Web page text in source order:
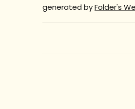
generated byFolder's